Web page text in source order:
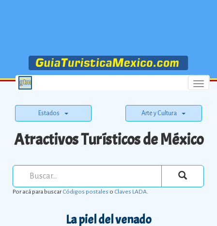
Menu
Estados Arte y Cultura
Atractivos Turísticos de México
Por acá para buscarCódigos postales o Claves LADA.
La piel del venado